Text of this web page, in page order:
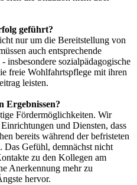
geführt?
nur um die Bereitstellung von
auch entsprechende
insbesondere sozialpädagogische
freie Wohlfahrtspflege mit ihren
leisten.
Ergebnissen?
Fördermöglichkeiten. Wir
und Diensten, dass
bereits während der befristeten
Das Gefühl, demnächst nicht
zu den Kollegen am
Anerkennung mehr zu
hervor.